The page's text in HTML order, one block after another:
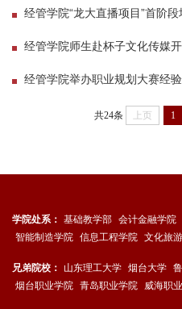
经管学院“龙大直播项目”首阶段
经管学院师生赴杯子文化传媒
经管学院举办职业规划大赛经
共24条 上页 1
学院处系： 基础教学部 会计金融学院
智能制造学院 信息工程学院 文化旅
兄弟院校： 山东理工大学 烟台大学
烟台职业学院 青岛职业学院 威海职